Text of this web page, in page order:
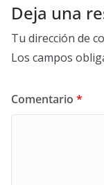
Deja una
Tu dirección de
Los campos
Comentario *